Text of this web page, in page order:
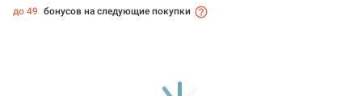
до 49 бонусов на следующие покупки